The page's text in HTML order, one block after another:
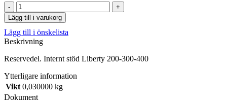
Internt
stöd
Liberty
200-
300-
mängd
Lägg till i varukorg
Lägg till i önskelista
Beskrivning
Reservedel. Internt stöd Liberty 200-300-400
Ytterligare information
Vikt 0,030000 kg
Dokument